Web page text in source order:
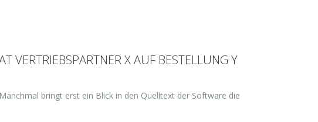
VERTRIEBSPARTNER X AUF BESTELLUNG Y
bringt erst ein Blick in den Quelltext der Software die